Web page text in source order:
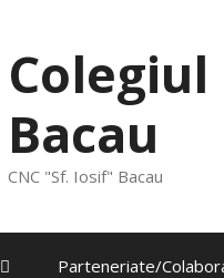
Bacau
CNC "Sf. Iosif" Bacau
Parteneriate/